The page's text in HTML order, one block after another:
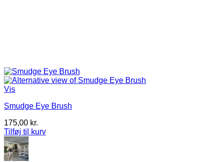
Vis
Smudge Eye Brush
175,00 kr.
Tilføj til kurv